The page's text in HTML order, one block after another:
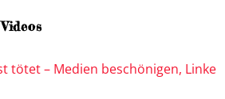
tötet – Medien beschönigen, Linke